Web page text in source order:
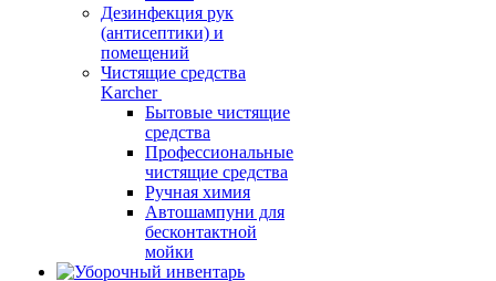
Дезинфекция рук
(антисептики) и
помещений
Чистящие средства
Karcher
Бытовые чистящие
средства
Профессиональные
чистящие средства
Ручная химия
Автошампуни для
бесконтактной
мойки